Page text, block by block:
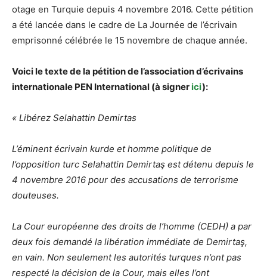
otage en Turquie depuis 4 novembre 2016. Cette pétition
a été lancée dans le cadre de La Journée de l’écrivain
emprisonné célébrée le 15 novembre de chaque année.
Voici le texte de la pétition de l’association d’écrivains
internationale PEN International (à signer ici):
« Libérez Selahattin Demirtas
L’éminent écrivain kurde et homme politique de
l’opposition turc Selahattin Demirtaş est détenu depuis le
4 novembre 2016 pour des accusations de terrorisme
douteuses.
La Cour européenne des droits de l’homme (CEDH) a par
deux fois demandé la libération immédiate de Demirtaş,
en vain. Non seulement les autorités turques n’ont pas
respecté la décision de la Cour, mais elles l’ont